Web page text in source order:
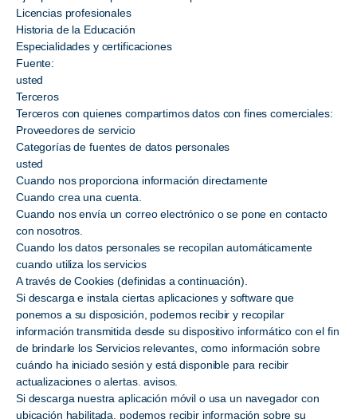
Licencias profesionales
Historia de la Educación
Especialidades y certificaciones
Fuente:
usted
Terceros
Terceros con quienes compartimos datos con fines comerciales:
Proveedores de servicio
Categorías de fuentes de datos personales
usted
Cuando nos proporciona información directamente
Cuando crea una cuenta.
Cuando nos envía un correo electrónico o se pone en contacto
con nosotros.
Cuando los datos personales se recopilan automáticamente
cuando utiliza los servicios
A través de Cookies (definidas a continuación).
Si descarga e instala ciertas aplicaciones y software que
ponemos a su disposición, podemos recibir y recopilar
información transmitida desde su dispositivo informático con el fin
de brindarle los Servicios relevantes, como información sobre
cuándo ha iniciado sesión y está disponible para recibir
actualizaciones o alertas. avisos.
Si descarga nuestra aplicación móvil o usa un navegador con
ubicación habilitada, podemos recibir información sobre su